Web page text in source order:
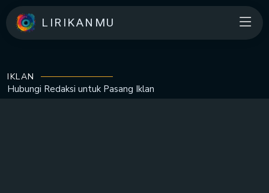
LIRIKANMU
IKLAN
Hubungi Redaksi untuk Pasang Iklan